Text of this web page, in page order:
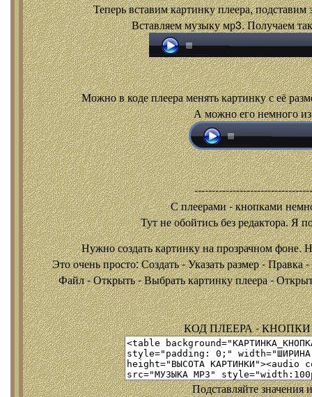
Теперь вставим картинку плеера, подставим
Вставляем музыку мр3. Получаем
Можно в коде плеера менять картинку с её
А можно его немного
С плеерами - кнопками
Тут не обойтись без редактора. Я
Нужно создать картинку на прозрачном фоне.
Это очень просто: Создать - Указать размер -
Файл - Открыть - Выбрать картинку плеера -
КОД ПЛЕЕРА - КНОПКИ
Подставляйте значения